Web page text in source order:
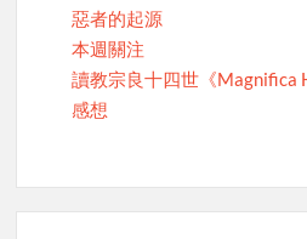
惡者的起源
本週關注
讀教宗良十四世《Magnifica
感想